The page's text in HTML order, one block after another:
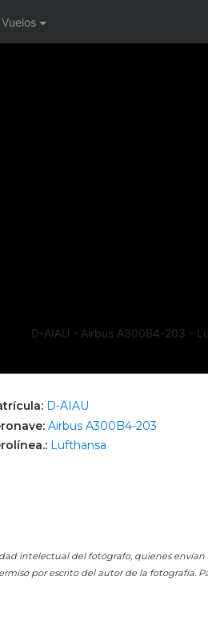
Vuelos
D-AIAU
Airbus A300B4-203
Lufthansa
intelectual del fotógrafo, quienes
por escrito del autor de la fotografía.